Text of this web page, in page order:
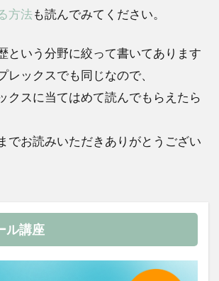
方法も読んでみてください。
という分野に絞って書いてあります
レックスでも同じなので、
クスに当てはめて読んでもらえたら
でお読みいただきありがとうござい
ル講座